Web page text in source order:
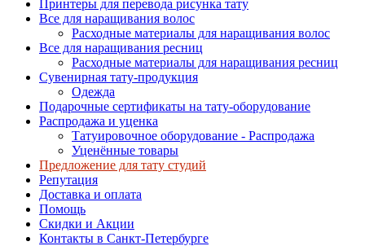
Принтеры для перевода рисунка тату
Все для наращивания волос
Расходные материалы для наращивания волос
Все для наращивания ресниц
Расходные материалы для наращивания ресниц
Сувенирная тату-продукция
Одежда
Подарочные сертификаты на тату-оборудование
Распродажа и уценка
Татуировочное оборудование - Распродажа
Уценённые товары
Предложение для тату студий
Репутация
Доставка и оплата
Помощь
Скидки и Акции
Контакты в Санкт-Петербурге